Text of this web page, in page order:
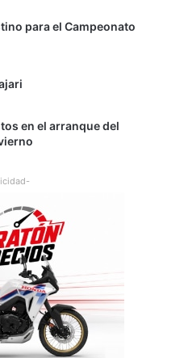
para el Campeonato
en el arranque del